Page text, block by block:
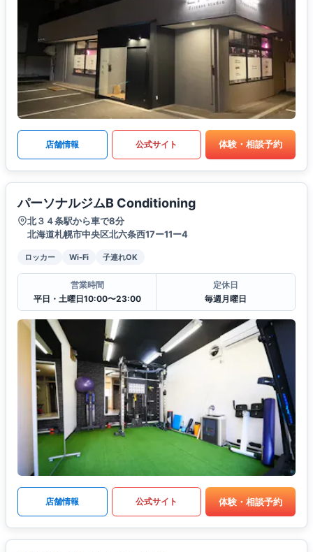
店舗情報 公式サイト 体験・相談予約
パーソナルジムB Conditioning
北３４条駅から車で8分
北海道札幌市中央区北六条西17ー11ー4
ロッカー Wi-Fi 子連れOK
営業時間
平日・土曜日10:00〜23:00
定休日
毎週月曜日
店舗情報 公式サイト 体験・相談予約